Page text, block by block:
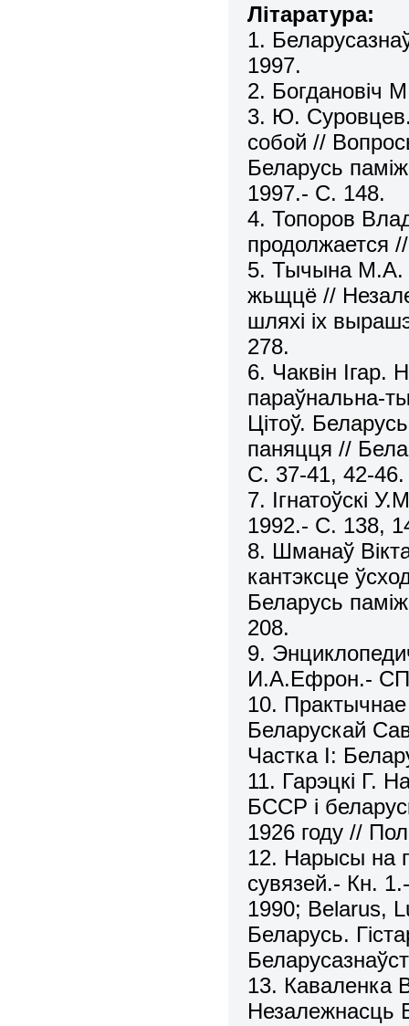
Літаратура:
1.
1997.
2. Богдановіч
3. Ю.
собой //
Беларусь
1997.- С. 148.
4. Топоров
продолжается
5. Тычына М.А.
жьщцё //
шляхі іх
278.
6. Чаквін Ігар.
параўнальна-
Цітоў.
паняцця //
С. 37-41, 42-46.
7. Ігнатоўскі
1992.- С. 138,
8. Шманаў
кантэксце
Беларусь
208.
9.
И.А.Ефрон.-
10.
Беларускай
Частка I:
11. Гарэцкі Г.
БССР і
1926 году //
12. Нарысы на
сувязей.- Кн.
1990; Belarus,
Беларусь.
13. Каваленка
Незалежнасць